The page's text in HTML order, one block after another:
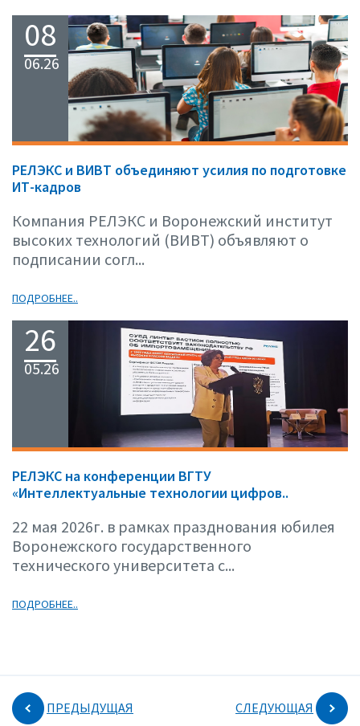
08
06.26
РЕЛЭКС и ВИВТ объединяют усилия по подготовке
ИТ-кадров
Компания РЕЛЭКС и Воронежский институт
высоких технологий (ВИВТ) объявляют о
подписании согл...
ПОДРОБНЕЕ..
26
05.26
РЕЛЭКС на конференции ВГТУ
«Интеллектуальные технологии цифров..
22 мая 2026г. в рамках празднования юбилея
Воронежского государственного
технического университета с...
ПОДРОБНЕЕ..
ПРЕДЫДУЩАЯ СЛЕДУЮЩАЯ